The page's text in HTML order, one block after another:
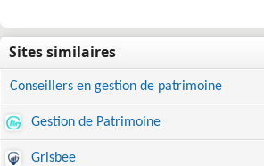
Conseillers en gestion de patrimoine
Gestion de Patrimoine
Grisbee